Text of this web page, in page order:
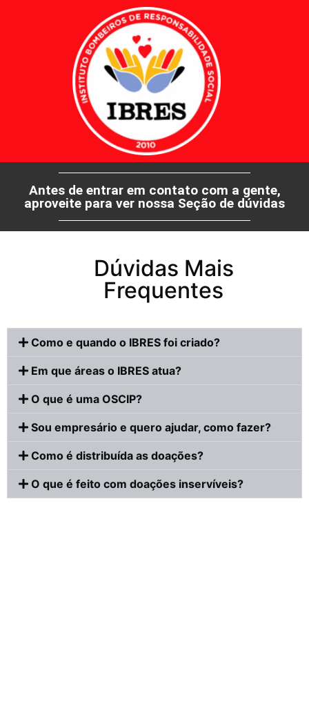
Antes de entrar em contato com a gente,
aproveite para ver nossa Seção de dúvidas
Dúvidas Mais
Frequentes
Como e quando o IBRES foi criado?
Em que áreas o IBRES atua?
O que é uma OSCIP?
Sou empresário e quero ajudar, como fazer?
Como é distribuída as doações?
O que é feito com doações inservíveis?